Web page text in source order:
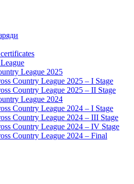
League 2025
Country League 2025 – I Stage
Country League 2025 – II Stage
League 2024
Country League 2024 – I Stage
Country League 2024 – III Stage
Country League 2024 – IV Stage
Country League 2024 – Final